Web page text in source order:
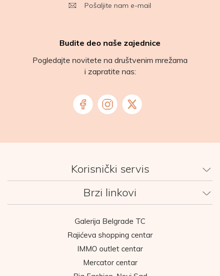
Pošaljite nam e-mail
Budite deo naše zajednice
Pogledajte novitete na društvenim mrežama
i zapratite nas:
Korisnički servis
Brzi linkovi
Galerija Belgrade TC
Rajićeva shopping centar
IMMO outlet centar
Mercator centar